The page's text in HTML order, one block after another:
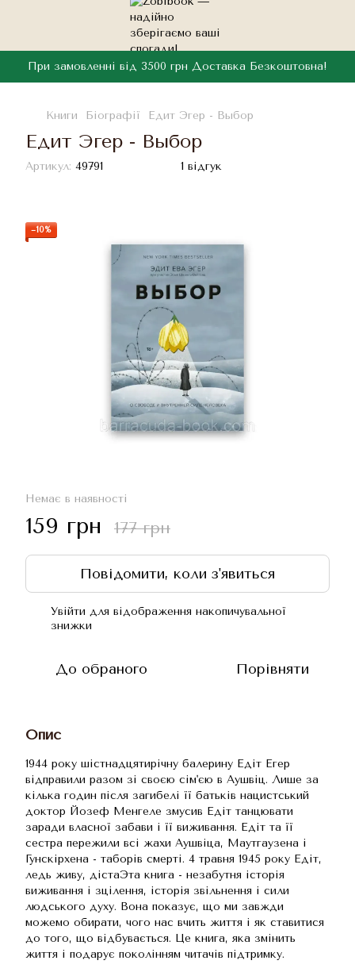
При замовленні від 3500 грн Доставка Безкоштовна!
Книги Біографії Едит Эгер - Выбор
Едит Эгер - Выбор
Артикул: 49791 1 відгук
−10%
Немає в наявності
159 грн 177 грн
Повідомити, коли з'явиться
Увійти для відображення накопичувальної
знижки
До обраного Порівняти
Опис
1944 року шістнадцятирічну балерину Едіт Егер
відправили разом зі своєю сім'єю в Аушвіц. Лише за
кілька годин після загибелі її батьків нацистський
доктор Йозеф Менгеле змусив Едіт танцювати
заради власної забави і її виживання. Едіт та її
сестра пережили всі жахи Аушвіца, Маутгаузена і
Гунскірхена - таборів смерті. 4 травня 1945 року Едіт,
ледь живу, дістаЭта книга - незабутня історія
виживання і зцілення, історія звільнення і сили
людського духу. Вона показує, що ми завжди
можемо обирати, чого нас вчить життя і як ставитися
до того, що відбувається. Це книга, яка змінить
життя і подарує поколінням читачів підтримку.